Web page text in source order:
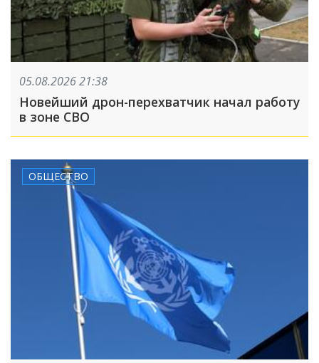
05.08.2026 21:38
Новейший дрон-перехватчик начал работу
в зоне СВО
ОБЩЕСТВО